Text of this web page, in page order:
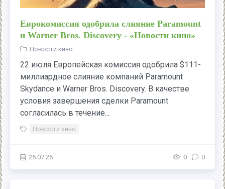
Еврокомиссия одобрила слияние Paramount
и Warner Bros. Discovery - «Новости кино»
Новости кино
22 июля Европейская комиссия одобрила $111-
миллиардное слияние компаний Paramount
Skydance и Warner Bros. Discovery. В качестве
условия завершения сделки Paramount
согласилась в течение...
Новости кино
25.07.26 0 0